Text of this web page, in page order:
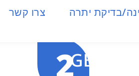
בדיקת יתרה צרו קשר
GB
2